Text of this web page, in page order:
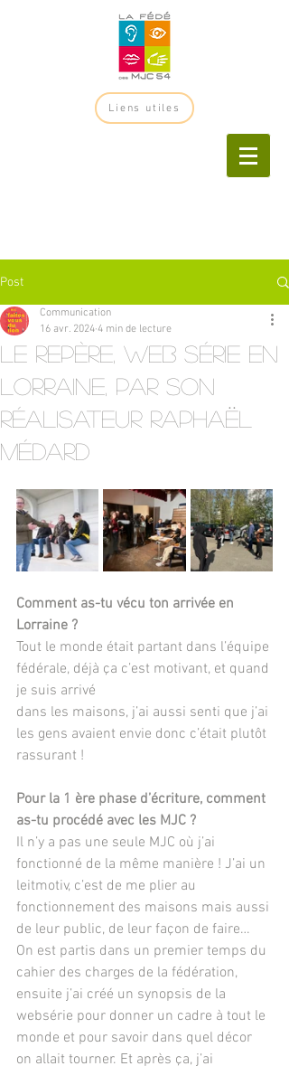
Liens utiles
Post
Le Repère, web série en
Lorraine, par son
réalisateur Raphaël
Médard
Communication
16 avr. 2024 4 min de lecture
Comment as-tu vécu ton arrivée en
Lorraine ?
Tout le monde était partant dans l’équipe
fédérale, déjà ça c’est motivant, et quand
je suis arrivé
dans les maisons, j’ai aussi senti que j’ai
les gens avaient envie donc c’était plutôt
rassurant !
Pour la 1 ère phase d’écriture, comment
as-tu procédé avec les MJC ?
Il n’y a pas une seule MJC où j’ai
fonctionné de la même manière ! J’ai un
leitmotiv, c’est de me plier au
fonctionnement des maisons mais aussi
de leur public, de leur façon de faire…
On est partis dans un premier temps du
cahier des charges de la fédération,
ensuite j’ai créé un synopsis de la
websérie pour donner un cadre à tout le
monde et pour savoir dans quel décor
on allait tourner. Et après ça, j’ai